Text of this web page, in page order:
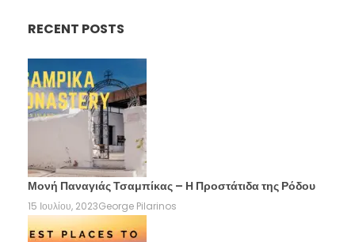
RECENT POSTS
Μονή Παναγιάς Τσαμπίκας – Η Προστάτιδα της Ρόδου
15 Ιουλίου, 2023George Pilarinos